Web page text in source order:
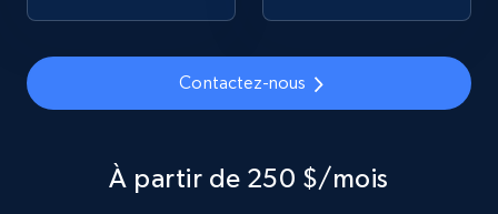
Home Depot US
URL, Domain, Country code, Model number,
Contactez-nous
À partir de 250 $/mois